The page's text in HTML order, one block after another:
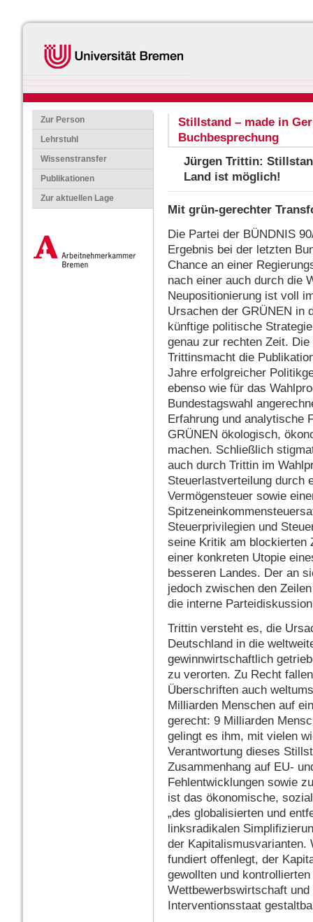
Zur Person
Lehrstuhl
Wissenstransfer
Publikationen
Zur aktuellen Lage
Stillstand – made in
Buchbesprechung
Jürgen Trittin:
Land ist möglich!
Mit grün-gerechter
Die Partei der BÜNDNIS
Ergebnis bei der letzten
Chance an einer
nach einer auch durch die
Neupositionierung ist voll
Ursachen der GRÜNEN in
künftige politische
genau zur rechten Zeit.
Trittinsmacht die
Jahre erfolgreicher
ebenso wie für das
Bundestagswahl
Erfahrung und analytische
GRÜNEN ökologisch,
machen. Schließlich
auch durch Trittin im
Steuerlastverteilung durch
Vermögensteuer sowie
Steuerprivilegien und
seine Kritik am blockierten
einer konkreten Utopie
besseren Landes. Der an
jedoch zwischen den
die interne
Trittin versteht es, die
Deutschland in die
gewinnwirtschaftlich
zu verorten. Zu Recht
Überschriften auch
Milliarden Menschen auf
gerecht: 9 Milliarden
gelingt es ihm, mit vielen
Verantwortung dieses
Zusammenhang auf EU-
Fehlentwicklungen sowie
ist das ökonomische,
„des globalisierten und
linksradikalen
der Kapitalismusvarianten.
fundiert offenlegt, der
gewollten und
Wettbewerbswirtschaft
Interventionsstaat